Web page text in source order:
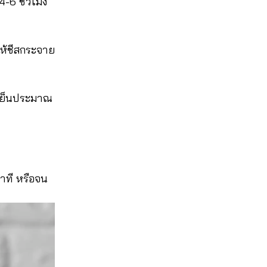
ชีสกระจาย
นประมาณ
ที หรือจน